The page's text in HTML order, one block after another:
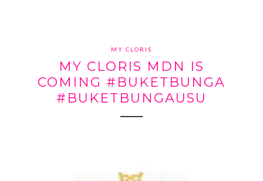
MY CLORIS
MY CLORIS MDN IS
COMING #BUKETBUNGA
#BUKETBUNGAUSU